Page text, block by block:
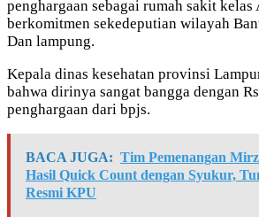
penghargaan sebagai rumah sakit kelas
berkomitmen sekedeputian wilayah
Dan lampung.
Kepala dinas kesehatan provinsi
bahwa dirinya sangat bangga dengan
penghargaan dari bpjs.
BACA JUGA: Tim Pemenangan
Hasil Quick Count dengan Syukur,
Resmi KPU